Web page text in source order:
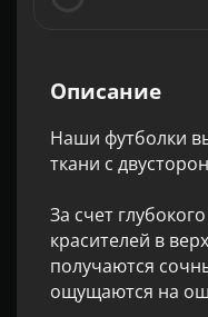
Описание
Наши футболки
ткани с
За счет
красителей в
получаются
ощущаются на